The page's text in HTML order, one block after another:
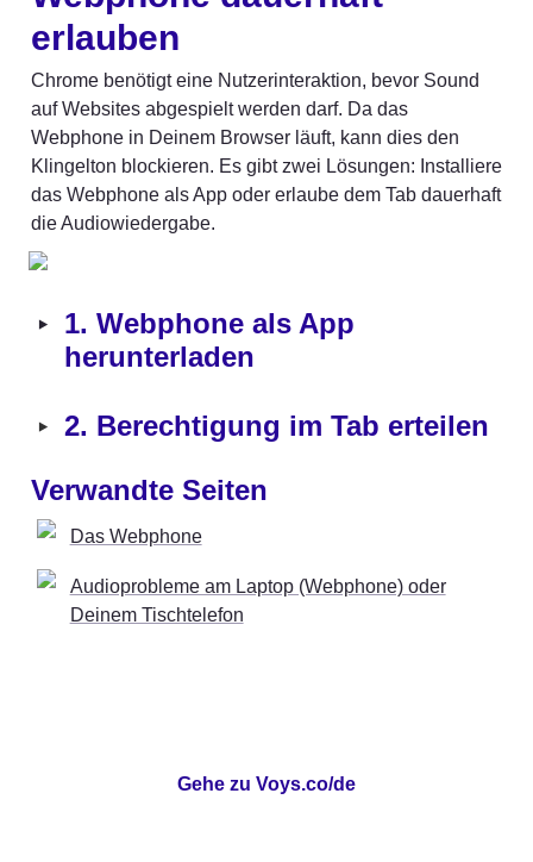
erlauben
Chrome benötigt eine Nutzerinteraktion, bevor Sound
auf Websites abgespielt werden darf. Da das
Webphone in Deinem Browser läuft, kann dies den
Klingelton blockieren. Es gibt zwei Lösungen: Installiere
das Webphone als App oder erlaube dem Tab dauerhaft
die Audiowiedergabe.
‣ 1. Webphone als App
herunterladen
‣ 2. Berechtigung im Tab erteilen
Verwandte Seiten
Das Webphone
Audioprobleme am Laptop (Webphone) oder
Deinem Tischtelefon
Gehe zu Voys.co/de